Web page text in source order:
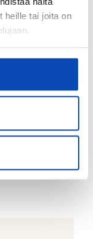
heille tai joita on